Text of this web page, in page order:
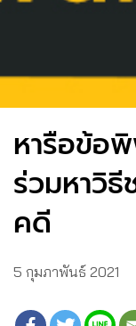
หารือข้อ
ร่วมหาวิ
คดี
5 กุมภาพันธ์ 2021